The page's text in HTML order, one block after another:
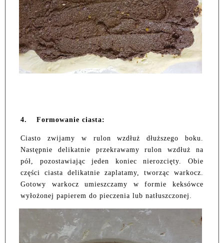
4. Formowanie ciasta:
Ciasto zwijamy w rulon wzdłuż dłuższego boku.
Następnie delikatnie przekrawamy rulon wzdłuż na
pół, pozostawiając jeden koniec nierozcięty. Obie
części ciasta delikatnie zaplatamy, tworząc warkocz.
Gotowy warkocz umieszczamy w formie keksówce
wyłożonej papierem do pieczenia lub natłuszczonej.